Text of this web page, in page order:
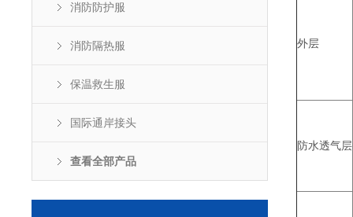
消防防护服
消防隔热服
保温救生服
国际通岸接头
查看全部产品
外层
防水透气层